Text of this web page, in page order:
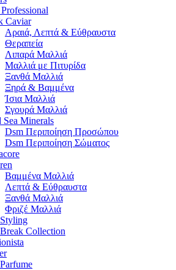
Caviar
Αραιά, Λεπτά & Εύθραυστα
Θεραπεία
Λιπαρά Μαλλιά
Μαλλιά με Πιτυρίδα
Ξανθά Μαλλιά
Ξηρά & Βαμμένα
Ίσια Μαλλιά
Σγουρά Μαλλιά
Sea Minerals
Dsm Περιποίηση Προσώπου
Dsm Περιποίηση Σώματος
Βαμμένα Μαλλιά
Λεπτά & Εύθραυστα
Ξανθά Μαλλιά
Φριζέ Μαλλιά
Collection